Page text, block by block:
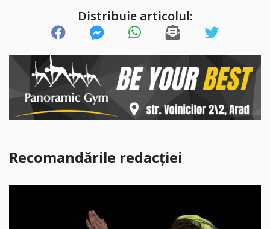
Distribuie articolul:
Recomandările redacției